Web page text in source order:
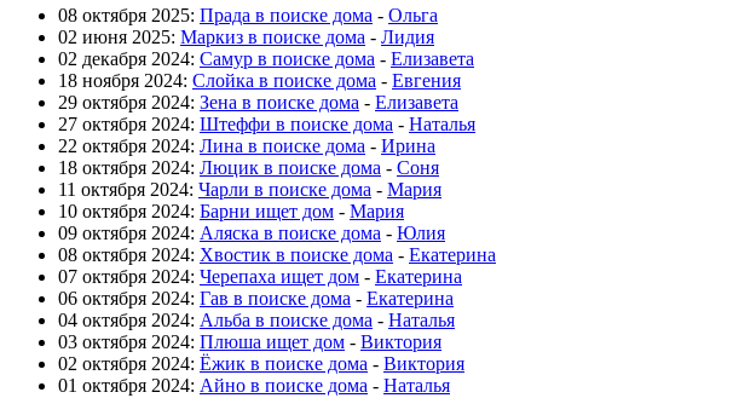
08 октября 2025: Прада в поиске дома - Ольга
02 июня 2025: Маркиз в поиске дома - Лидия
02 декабря 2024: Самур в поиске дома - Елизавета
18 ноября 2024: Слойка в поиске дома - Евгения
29 октября 2024: Зена в поиске дома - Елизавета
27 октября 2024: Штеффи в поиске дома - Наталья
22 октября 2024: Лина в поиске дома - Ирина
18 октября 2024: Люцик в поиске дома - Соня
11 октября 2024: Чарли в поиске дома - Мария
10 октября 2024: Барни ищет дом - Мария
09 октября 2024: Аляска в поиске дома - Юлия
08 октября 2024: Хвостик в поиске дома - Екатерина
07 октября 2024: Черепаха ищет дом - Екатерина
06 октября 2024: Гав в поиске дома - Екатерина
04 октября 2024: Альба в поиске дома - Наталья
03 октября 2024: Плюша ищет дом - Виктория
02 октября 2024: Ёжик в поиске дома - Виктория
01 октября 2024: Айно в поиске дома - Наталья